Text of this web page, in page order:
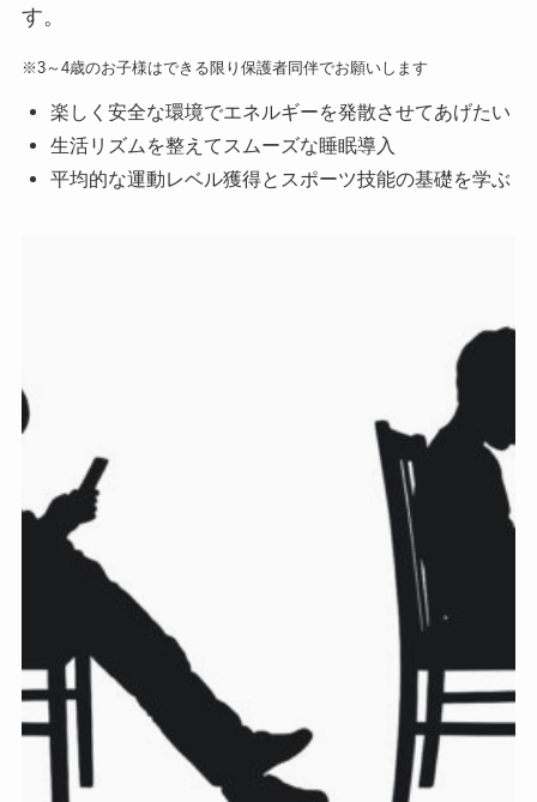
す。
※3～4歳のお子様はできる限り保護者同伴でお願いします
楽しく安全な環境でエネルギーを発散させてあげたい
生活リズムを整えてスムーズな睡眠導入
平均的な運動レベル獲得とスポーツ技能の基礎を学ぶ